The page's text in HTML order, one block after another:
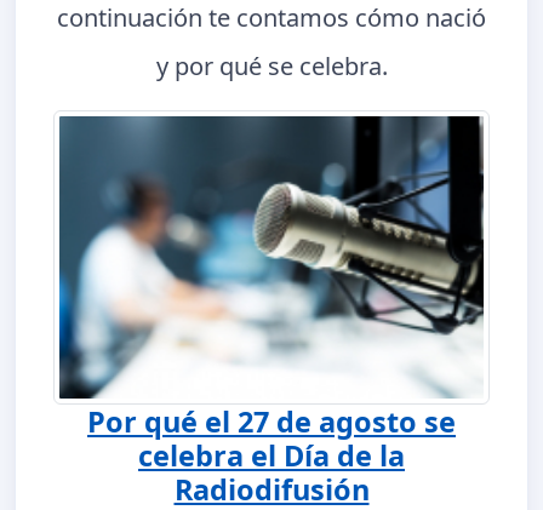
continuación te contamos cómo nació
y por qué se celebra.
Por qué el 27 de agosto se
celebra el Día de la
Radiodifusión